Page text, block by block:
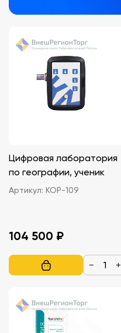
Цифровая лаборатория
по географии, ученик
Артикул: КОР-109
104 500 ₽
− +